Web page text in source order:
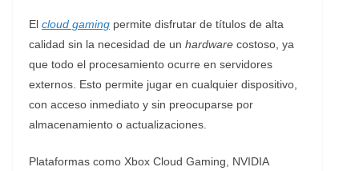
El cloud gaming permite disfrutar de títulos de alta
calidad sin la necesidad de un hardware costoso, ya
que todo el procesamiento ocurre en servidores
externos. Esto permite jugar en cualquier dispositivo,
con acceso inmediato y sin preocuparse por
almacenamiento o actualizaciones.
Plataformas como Xbox Cloud Gaming, NVIDIA